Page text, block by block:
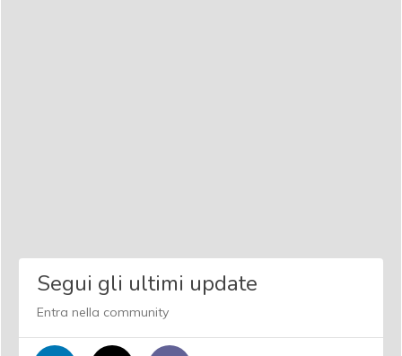
Segui gli ultimi update
Entra nella community